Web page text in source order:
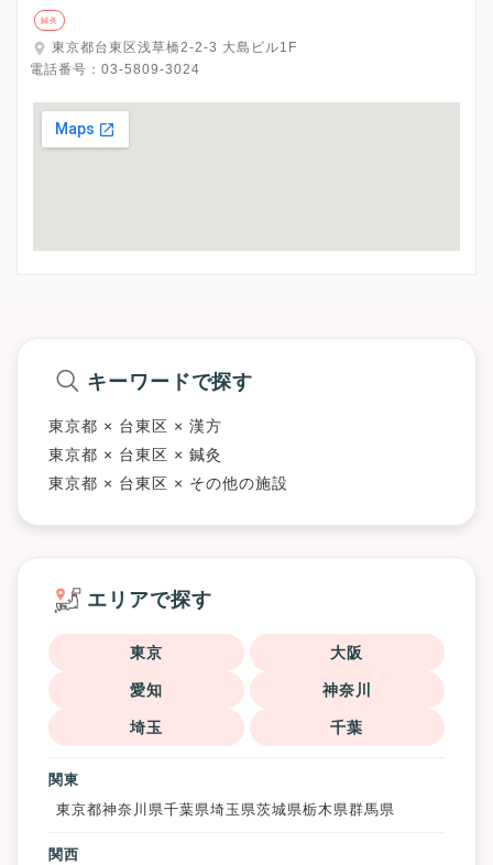
鍼灸
東京都台東区浅草橋2-2-3 大島ビル1F
電話番号： 03-5809-3024
キーワードで探す
東京都 × 台東区 × 漢方
東京都 × 台東区 × 鍼灸
東京都 × 台東区 × その他の施設
エリアで探す
東京 大阪
愛知 神奈川
埼玉 千葉
関東
東京都神奈川県千葉県埼玉県茨城県栃木県群馬県
関西